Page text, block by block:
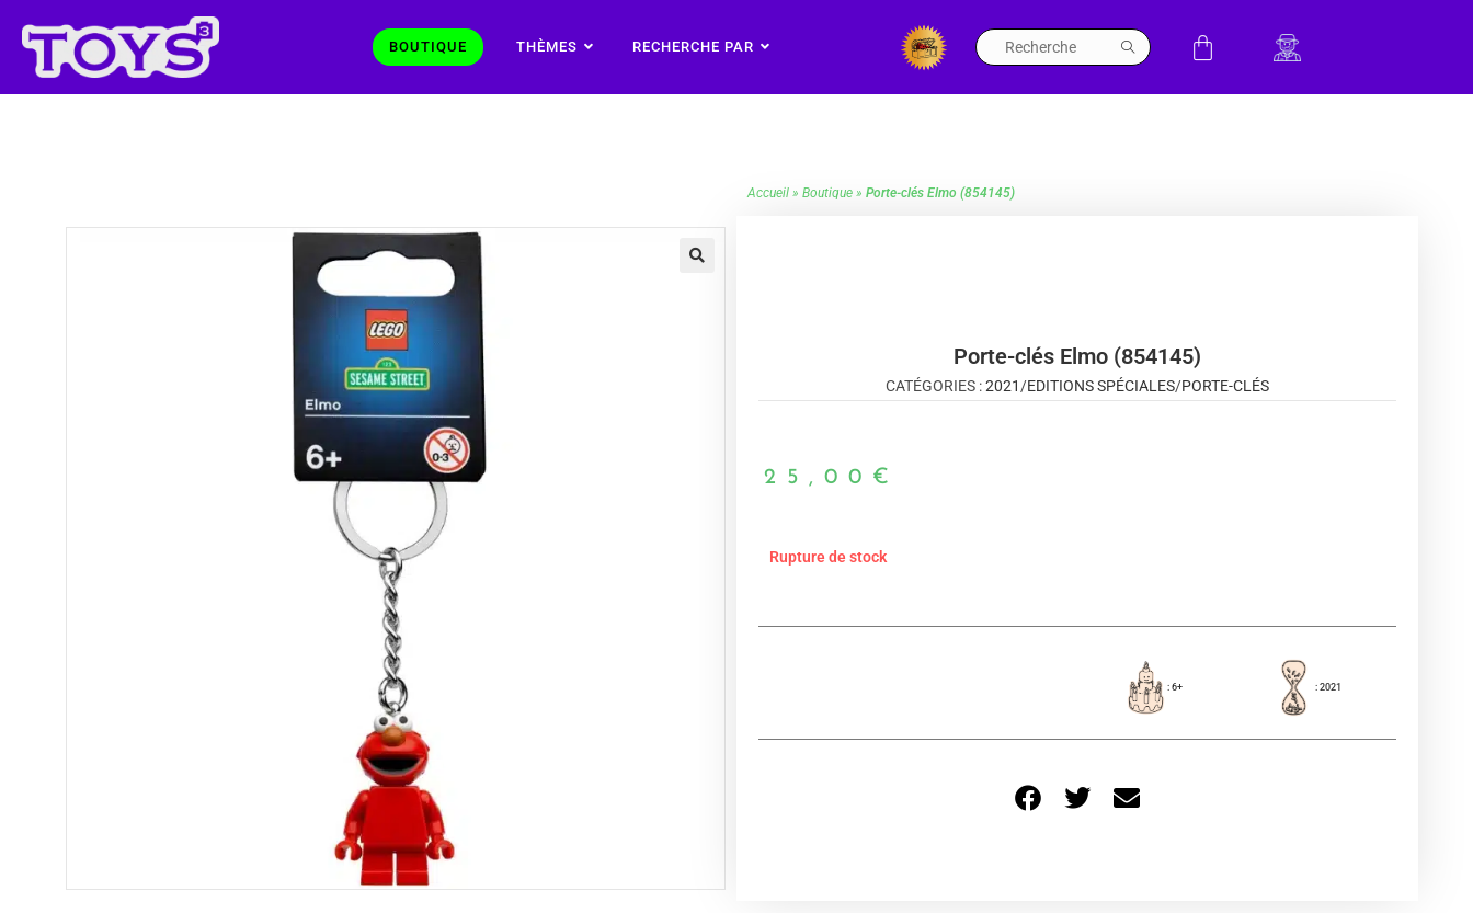
BOUTIQUE THÈMES RECHERCHE PAR
Accueil » Boutique » Porte-clés Elmo (854145)
Porte-clés Elmo (854145)
CATÉGORIES :2021 /EDITIONS SPÉCIALES/PORTE-CLÉS
25,00 €
Rupture de stock
: 6+ : 2021